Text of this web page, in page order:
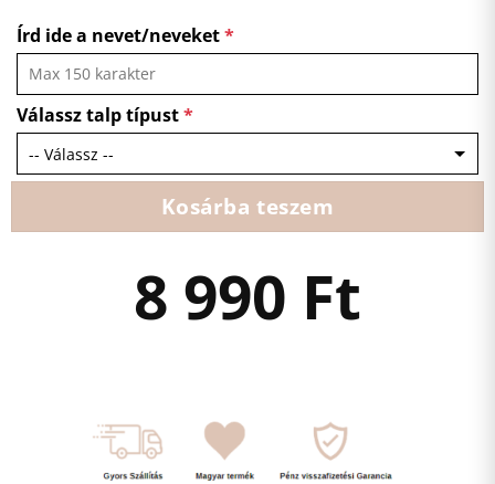
Írd ide a nevet/neveket*
Válassz talp típust*
Kosárba teszem
8 990 Ft